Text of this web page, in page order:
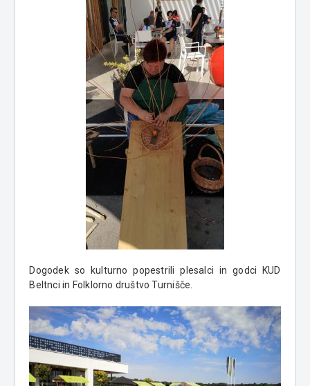
Dogodek so kulturno popestrili plesalci in godci KUD
Beltnci in Folklorno društvo Turnišče.